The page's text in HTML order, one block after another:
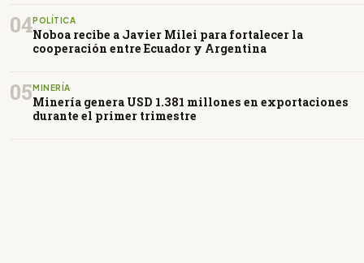
04POLÍTICA
Noboa recibe a Javier Milei para fortalecer la
cooperación entre Ecuador y Argentina
05MINERÍA
Minería genera USD 1.381 millones en exportaciones
durante el primer trimestre